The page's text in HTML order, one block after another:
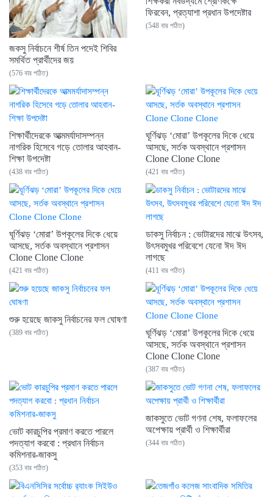
জকসু নির্বাচনে শীর্ষ তিন পদেই শিবির
সমর্থিত প্রার্থীদের জয়
(576 বার পঠিত)
ফিরবেন, প্রত্যাশা প্রধান উপদেষ্টার
(548 বার পঠিত)
শিক্ষার্থীদেরকে আত্মমর্যাদাসম্পন্ন
নাগরিক হিসেবে গড়ে তোলার আহবান-
শিক্ষা উপদেষ্টা
(438 বার পঠিত)
ঘূর্ণিঝড় ‘মোরা’ উপকূলের দিকে ধেয়ে
আসছে, সর্তক অবস্থানে প্রশাসন
Clone Clone Clone
(421 বার পঠিত)
ঘূর্ণিঝড় ‘মোরা’ উপকূলের দিকে ধেয়ে
আসছে, সর্তক অবস্থানে প্রশাসন
Clone Clone Clone
(421 বার পঠিত)
ডাকসু নির্বাচন : ভোটারদের মাঝে উৎসব,
উৎসবমুখর পরিবেশে যেনো ঈদ ঈদ
লাগছে
(411 বার পঠিত)
শুরু হয়েছে জাকসু নির্বাচনের ফল ঘোষণা
(389 বার পঠিত)
ঘূর্ণিঝড় ‘মোরা’ উপকূলের দিকে ধেয়ে
আসছে, সর্তক অবস্থানে প্রশাসন
Clone Clone Clone
(387 বার পঠিত)
ভোট কারচুপির প্রমাণ করতে পারলে
পদত্যাগ করবো : প্রধান নির্বাচন
কমিশনার-জাকসু
(353 বার পঠিত)
জাকসুতে ভোট গণনা শেষ, ফলাফলের
অপেক্ষায় প্রার্থী ও শিক্ষার্থীরা
(344 বার পঠিত)